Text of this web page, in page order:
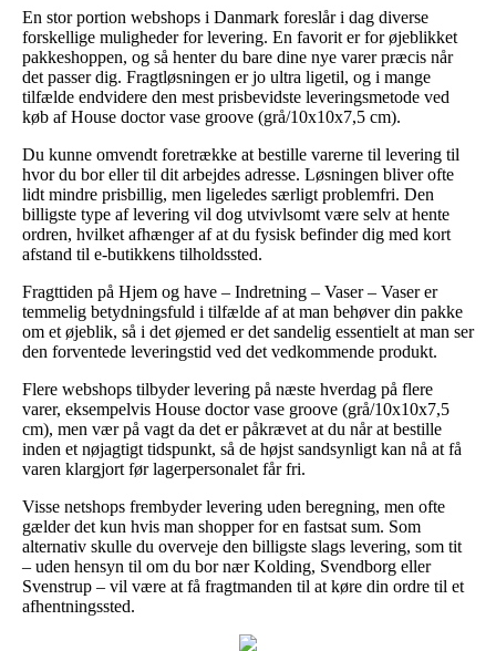
En stor portion webshops i Danmark foreslår i dag diverse
forskellige muligheder for levering. En favorit er for øjeblikket
pakkeshoppen, og så henter du bare dine nye varer præcis når
det passer dig. Fragtløsningen er jo ultra ligetil, og i mange
tilfælde endvidere den mest prisbevidste leveringsmetode ved
køb af House doctor vase groove (grå/10x10x7,5 cm).
Du kunne omvendt foretrække at bestille varerne til levering til
hvor du bor eller til dit arbejdes adresse. Løsningen bliver ofte
lidt mindre prisbillig, men ligeledes særligt problemfri. Den
billigste type af levering vil dog utvivlsomt være selv at hente
ordren, hvilket afhænger af at du fysisk befinder dig med kort
afstand til e-butikkens tilholdssted.
Fragttiden på Hjem og have – Indretning – Vaser – Vaser er
temmelig betydningsfuld i tilfælde af at man behøver din pakke
om et øjeblik, så i det øjemed er det sandelig essentielt at man ser
den forventede leveringstid ved det vedkommende produkt.
Flere webshops tilbyder levering på næste hverdag på flere
varer, eksempelvis House doctor vase groove (grå/10x10x7,5
cm), men vær på vagt da det er påkrævet at du når at bestille
inden et nøjagtigt tidspunkt, så de højst sandsynligt kan nå at få
varen klargjort før lagerpersonalet får fri.
Visse netshops frembyder levering uden beregning, men ofte
gælder det kun hvis man shopper for en fastsat sum. Som
alternativ skulle du overveje den billigste slags levering, som tit
– uden hensyn til om du bor nær Kolding, Svendborg eller
Svenstrup – vil være at få fragtmanden til at køre din ordre til et
afhentningssted.